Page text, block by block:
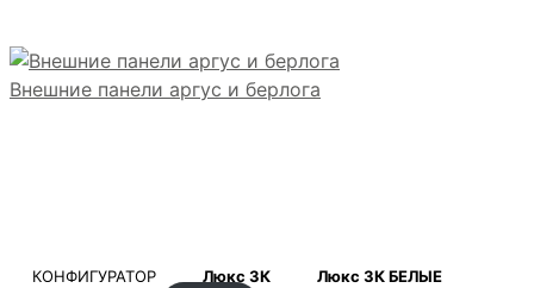
Внешние панели аргус и берлога
КОНФИГУРАТОР Люкс 3К
Люкс 3К БЕЛЫЕ